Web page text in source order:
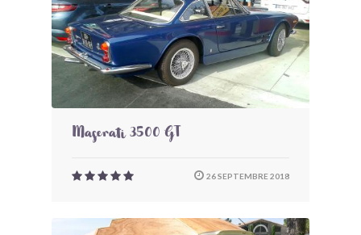
Maserati 3500 GT
26 SEPTEMBRE 2018